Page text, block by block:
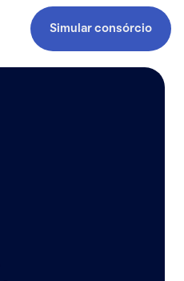
Simular consórcio